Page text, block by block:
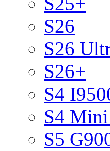
S26
S26
S26+
S4
S4
S5